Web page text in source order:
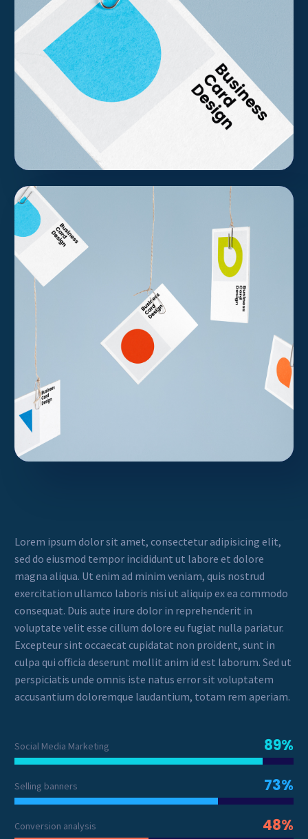
Lorem ipsum dolor sit amet, consectetur adipisicing elit,
sed do eiusmod tempor incididunt ut labore et dolore
magna aliqua. Ut enim ad minim veniam, quis nostrud
exercitation ullamco laboris nisi ut aliquip ex ea commodo
consequat. Duis aute irure dolor in reprehenderit in
voluptate velit esse cillum dolore eu fugiat nulla pariatur.
Excepteur sint occaecat cupidatat non proident, sunt in
culpa qui officia deserunt mollit anim id est laborum. Sed ut
perspiciatis unde omnis iste natus error sit voluptatem
accusantium doloremque laudantium, totam rem aperiam.
Social Media Marketing 89%
Selling banners 73%
Conversion analysis 48%